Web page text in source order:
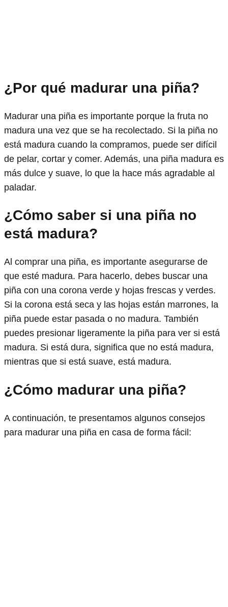
¿Por qué madurar una piña?
Madurar una piña es importante porque la fruta no
madura una vez que se ha recolectado. Si la piña no
está madura cuando la compramos, puede ser difícil
de pelar, cortar y comer. Además, una piña madura es
más dulce y suave, lo que la hace más agradable al
paladar.
¿Cómo saber si una piña no
está madura?
Al comprar una piña, es importante asegurarse de
que esté madura. Para hacerlo, debes buscar una
piña con una corona verde y hojas frescas y verdes.
Si la corona está seca y las hojas están marrones, la
piña puede estar pasada o no madura. También
puedes presionar ligeramente la piña para ver si está
madura. Si está dura, significa que no está madura,
mientras que si está suave, está madura.
¿Cómo madurar una piña?
A continuación, te presentamos algunos consejos
para madurar una piña en casa de forma fácil: